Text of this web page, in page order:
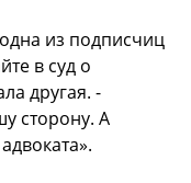
из подписчиц
в суд о
другая. -
сторону. А